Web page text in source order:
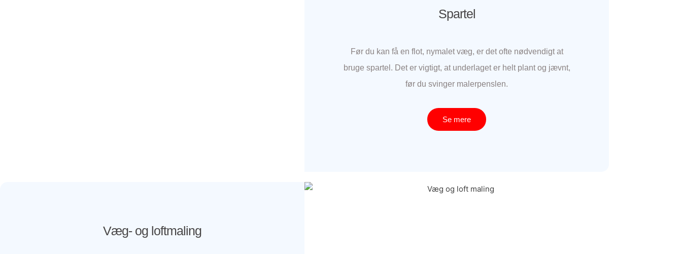
Spartel
Før du kan få en flot, nymalet væg, er det ofte nødvendigt at
bruge spartel. Det er vigtigt, at underlaget er helt plant og jævnt,
før du svinger malerpenslen.
Se mere
Væg- og loftmaling